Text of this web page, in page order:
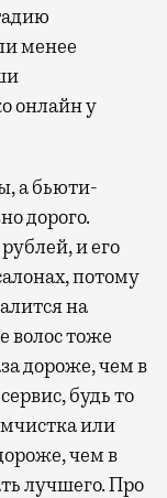
менее
онлайн у
а бьюти-
дорого.
и его
потому
на
тоже
дороже, чем в
будь то
или
чем в
лучшего. Про